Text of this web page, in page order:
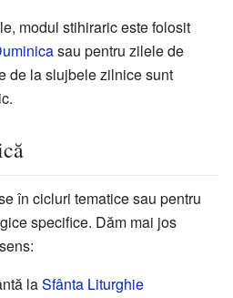
modul stihiraric este folosit
sau pentru zilele de
de la slujbele zilnice sunt
în cicluri tematice sau pentru
specifice. Dăm mai jos
laSfânta Liturghie